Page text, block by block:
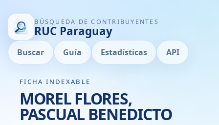
BÚSQUEDA DE CONTRIBUYENTES
RUC Paraguay
Buscar Guía Estadísticas API
FICHA INDEXABLE
MOREL FLORES,
PASCUAL BENEDICTO